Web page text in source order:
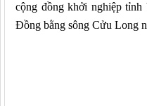
cộng đồng khởi nghiệptỉnh
Đồng bằng sông Cửu Long